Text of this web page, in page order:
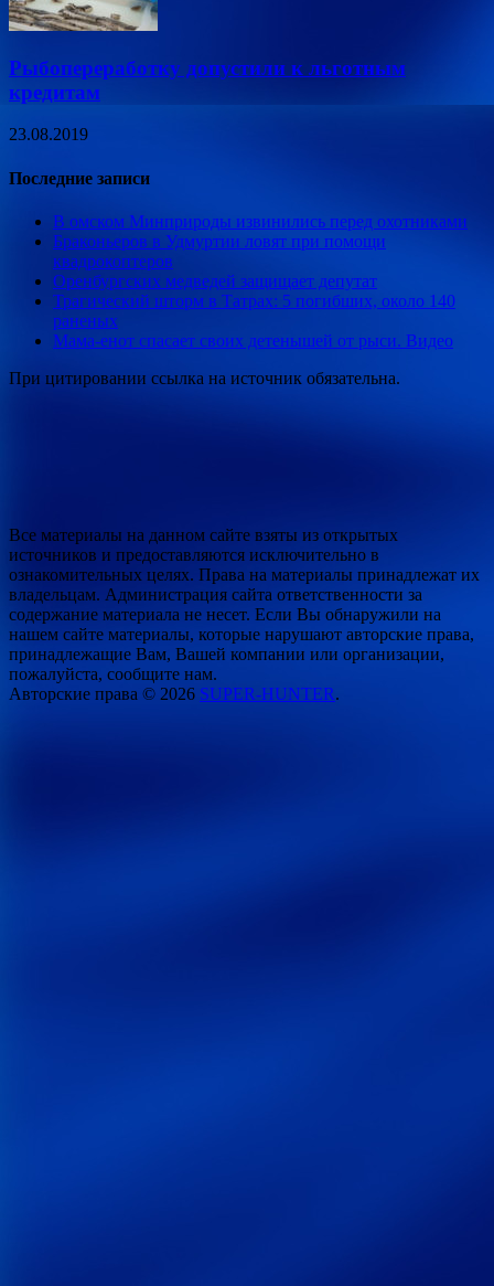
Рыбопереработку допустили к льготным
кредитам
23.08.2019
Последние записи
В омском Минприроды извинились перед охотниками
Браконьеров в Удмуртии ловят при помощи
квадрокоптеров
Оренбургских медведей защищает депутат
Трагический шторм в Татрах: 5 погибших, около 140
раненых
Мама-енот спасает своих детенышей от рыси. Видео
При цитировании ссылка на источник обязательна.
Все материалы на данном сайте взяты из открытых
источников и предоставляются исключительно в
ознакомительных целях. Права на материалы принадлежат их
владельцам. Администрация сайта ответственности за
содержание материала не несет. Если Вы обнаружили на
нашем сайте материалы, которые нарушают авторские права,
принадлежащие Вам, Вашей компании или организации,
пожалуйста, сообщите нам.
Авторские права © 2026 SUPER-HUNTER.